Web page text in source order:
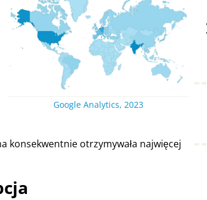
Google Analytics, 2023
konsekwentnie otrzymywała najwięcej